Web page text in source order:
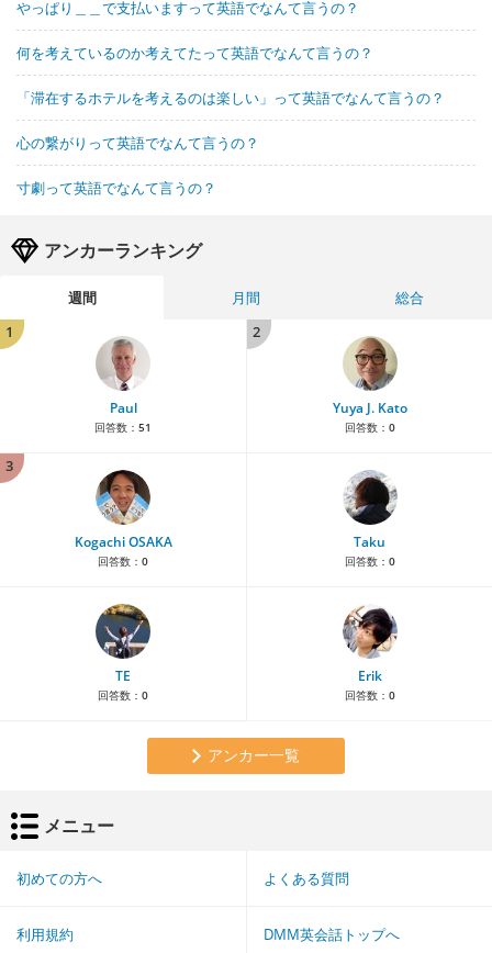
やっぱり＿＿で支払いますって英語でなんて言うの？
何を考えているのか考えてたって英語でなんて言うの？
「滞在するホテルを考えるのは楽しい」って英語でなんて言うの？
心の繋がりって英語でなんて言うの？
寸劇って英語でなんて言うの？
アンカーランキング
週間 月間
総合
1
Paul
回答数： 51
2
Yuya J. Kato
回答数： 0
3
Kogachi OSAKA
回答数： 0
Taku
回答数： 0
TE
回答数： 0
Erik
回答数： 0
アンカー一覧
メニュー
初めての方へ よくある質問
利用規約 DMM英会話トップへ